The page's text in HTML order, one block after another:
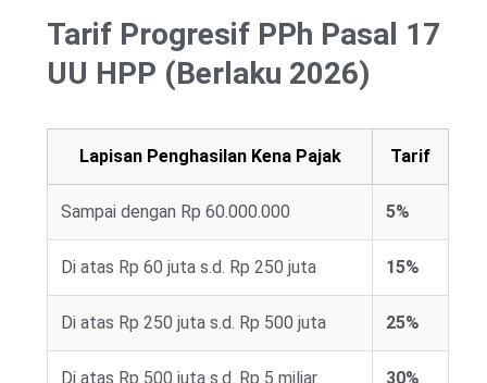
Tarif Progresif PPh Pasal 17
UU HPP (Berlaku 2026)
Lapisan Penghasilan Kena Pajak Tarif
Sampai dengan Rp 60.000.000 5%
Di atas Rp 60 juta s.d. Rp 250 juta 15%
Di atas Rp 250 juta s.d. Rp 500 juta 25%
Di atas Rp 500 juta s.d. Rp 5 miliar 30%